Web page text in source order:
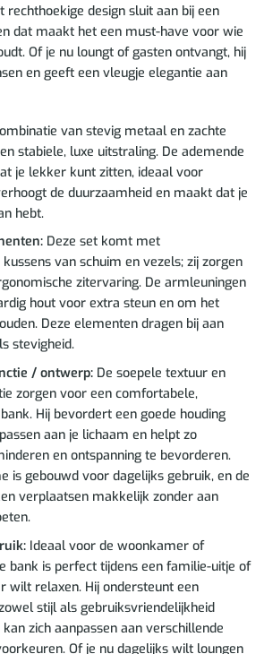
design sluit aan bij een
dat maakt het een must-have voor wie
Of je nu loungt of gasten ontvangt, hij
en geeft een vleugje elegantie aan
van stevig metaal en zachte
stabiele, luxe uitstraling. De ademende
je lekker kunt zitten, ideaal voor
de duurzaamheid en maakt dat je
hebt.
Deze set komt met
van schuim en vezels; zij zorgen
zitervaring. De armleuningen
hout voor extra steun en om het
Deze elementen dragen bij aan
stevigheid.
/ ontwerp:De soepele textuur en
zorgen voor een comfortabele,
Hij bevordert een goede houding
aan je lichaam en helpt zo
en ontspanning te bevorderen.
is gebouwd voor dagelijks gebruik, en de
verplaatsen makkelijk zonder aan
Ideaal voor de woonkamer of
bank is perfect tijdens een familie-uitje of
wilt relaxen. Hij ondersteunt een
stijl als gebruiksvriendelijkheid
zich aanpassen aan verschillende
Of je nu dagelijks wilt loungen